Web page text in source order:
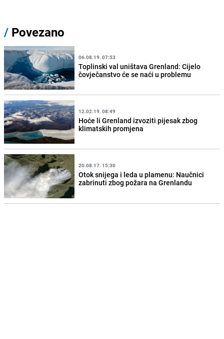
/ Povezano
06.08.19. 07:53
Toplinski val uništava Grenland: Cijelo
čovječanstvo će se naći u problemu
12.02.19. 08:49
Hoće li Grenland izvoziti pijesak zbog
klimatskih promjena
20.08.17. 15:30
Otok snijega i leda u plamenu: Naučnici
zabrinuti zbog požara na Grenlandu